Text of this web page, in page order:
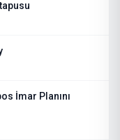
İmar Planını